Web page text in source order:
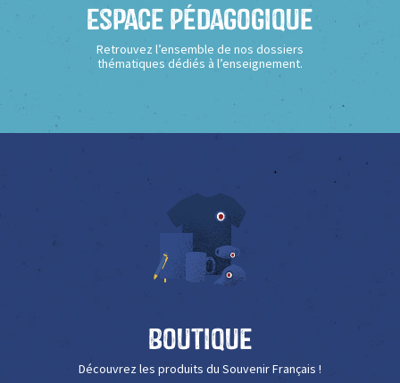
Espace Pédagogique
Retrouvez l’ensemble de nos dossiers
thématiques dédiés à l’enseignement.
Boutique
Découvrez les produits du Souvenir Français !